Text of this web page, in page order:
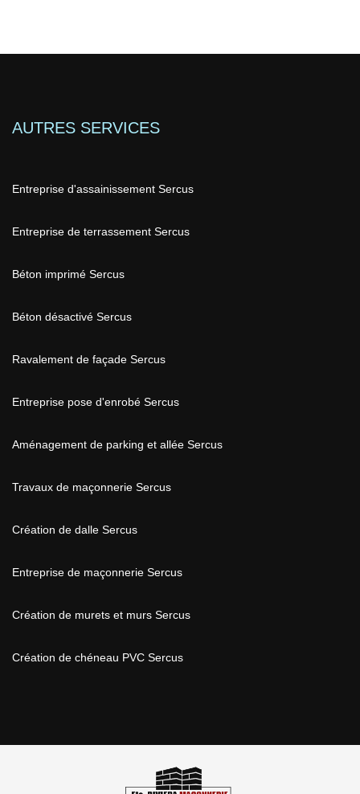
AUTRES SERVICES
Entreprise d'assainissement Sercus
Entreprise de terrassement Sercus
Béton imprimé Sercus
Béton désactivé Sercus
Ravalement de façade Sercus
Entreprise pose d'enrobé Sercus
Aménagement de parking et allée Sercus
Travaux de maçonnerie Sercus
Création de dalle Sercus
Entreprise de maçonnerie Sercus
Création de murets et murs Sercus
Création de chéneau PVC Sercus